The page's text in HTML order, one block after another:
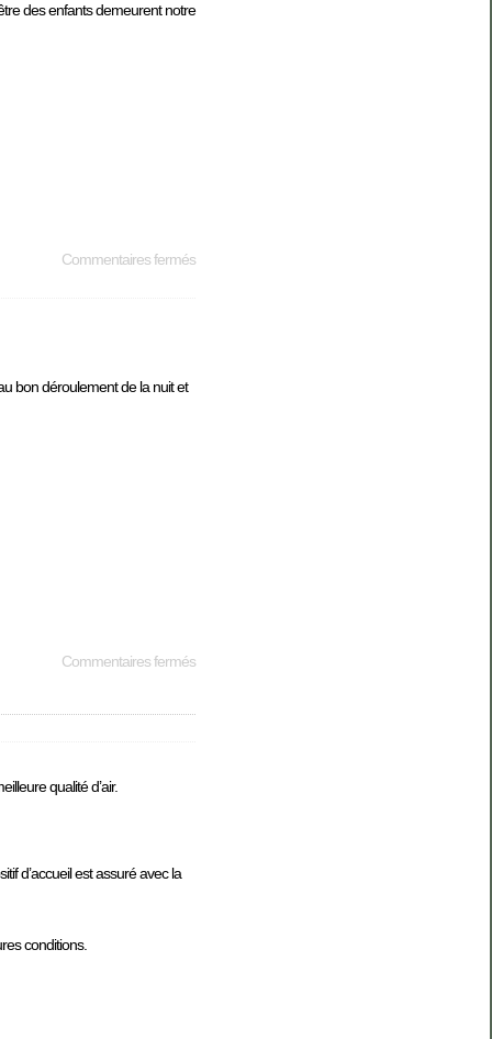
des enfants demeurent notre
Commentaires fermés
bon déroulement de la nuit et
Commentaires fermés
qualité d’air.
d’accueil est assuré avec la
conditions.